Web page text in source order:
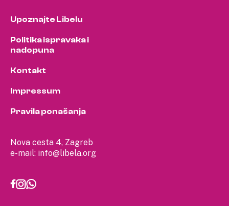
Nova cesta 4, Zagreb
e-mail: info@libela.org
Upoznajte Libelu
Politika ispravaka i
nadopuna
Kontakt
Impressum
Pravila ponašanja